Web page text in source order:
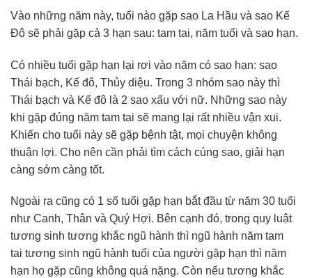
Vào những năm này, tuổi nào gặp sao La Hầu và sao Kế
Đô sẽ phải gặp cả 3 hạn sau: tam tai, năm tuổi và sao hạn.
Có nhiều tuổi gặp hạn lại rơi vào năm có sao hạn: sao
Thái bạch, Kế đô, Thủy diệu. Trong 3 nhóm sao này thì
Thái bạch và Kế đô là 2 sao xấu với nữ. Những sao này
khi gặp đúng năm tam tai sẽ mang lại rất nhiều vận xui.
Khiến cho tuổi này sẽ gặp bệnh tật, mọi chuyện không
thuận lợi. Cho nên cần phải tìm cách cúng sao, giải hạn
càng sớm càng tốt.
Ngoài ra cũng có 1 số tuổi gặp hạn bắt đầu từ năm 30 tuổi
như Canh, Thân và Quý Hợi. Bên cạnh đó, trong quy luật
tương sinh tương khắc ngũ hành thì ngũ hành năm tam
tai tương sinh ngũ hành tuổi của người gặp hạn thì năm
hạn họ gặp cũng không quá nặng. Còn nếu tương khắc